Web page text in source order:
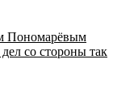
Пономарёвым
со стороны так